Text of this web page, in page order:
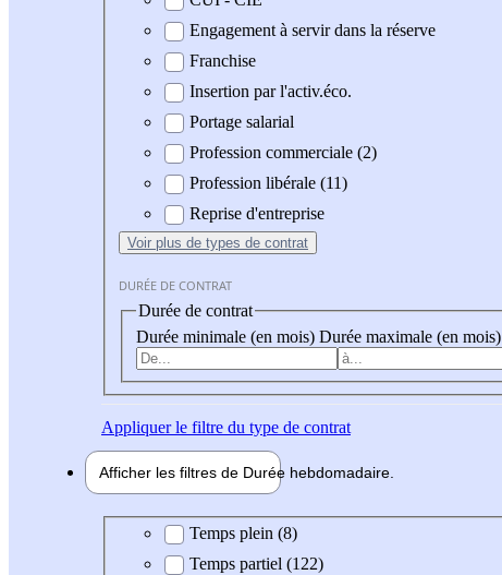
Engagement à servir dans la réserve
Franchise
Insertion par l'activ.éco.
Portage salarial
Profession commerciale (2)
Profession libérale (11)
Reprise d'entreprise
Voir plus de types de contrat
DURÉE DE CONTRAT
Durée de contrat
Durée minimale (en mois) Durée maximale (en mois)
Appliquerle filtre du type de contrat
Afficher les filtres de Durée hebdomadaire
Durée hebdomadaire
Temps plein (8)
Temps partiel (122)